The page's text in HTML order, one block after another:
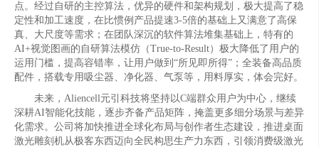
点。经过自研的主控算法，优异的硬件和架构规划，极大提高了稳
定性和加工速度，在比惯例产品提速3-5倍的基础上又满意了高保
真、大尺度等需求；在团队深沉的软件算法堆集基础上，特有的
AI+视觉图画的自研算法模仿（True-to-Result）极大降低了用户的
运用门槛，提高容错率，让用户做到“所见即所得”；全装备高品质
配件，搭载专用吸尘器、净化器、气泵等，用料厚实，体会完好。
未来，Aliencell元引科技将坚持以C端群众用户为中心，继续
深耕AI智能化技能，逐步齐备产品矩阵，掩盖更多细分场景与差异
化需求。公司将加快推进全球化布局与创作者生态建设，推进桌面
激光雕刻机从极客东西迈向全民构思生产力东西，引领消费级激光